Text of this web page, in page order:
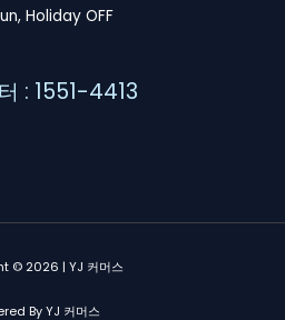
Holiday OFF
: 1551-4413
© 2026 | YJ 커머스
By YJ 커머스